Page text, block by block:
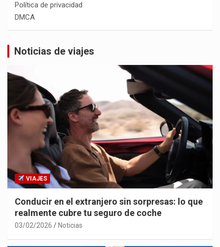
Política de privacidad
DMCA
Noticias de viajes
VIAJES
Conducir en el extranjero sin sorpresas: lo que
realmente cubre tu seguro de coche
03/02/2026 Noticias